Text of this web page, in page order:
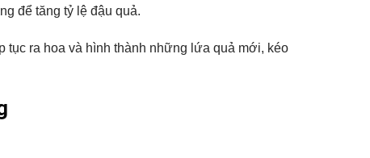
để tăng tỷ lệ đậu quả.
tục ra hoa và hình thành những lứa quả mới, kéo